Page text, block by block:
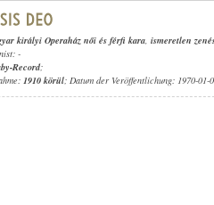
királyi Operaház női és férfi kara, ismeretlen
-
Record;
1910 körül; Datum der Veröffentlichung: 1970-01-